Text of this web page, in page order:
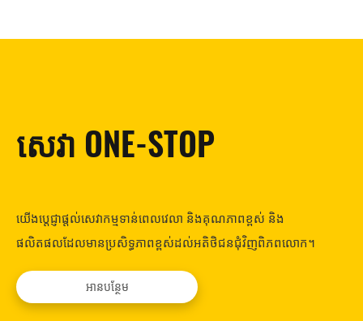
សេវា ONE-STOP
យើងប្តេជ្ញាផ្តល់សេវាកម្មទាន់ពេលវេលា និងគុណភាពខ្ពស់ និង
ផលិតផលដែលមានប្រសិទ្ធភាពខ្ពស់ដល់អតិថិជនជុំវិញពិភពលោក។
អានបន្ថែម